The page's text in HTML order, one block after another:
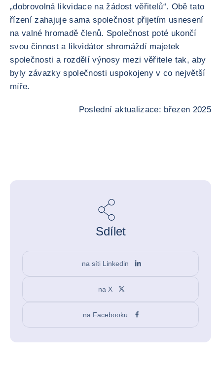
„dobrovolná likvidace na žádost věřitelů“. Obě tato
řízení zahajuje sama společnost přijetím usnesení
na valné hromadě členů. Společnost poté ukončí
svou činnost a likvidátor shromáždí majetek
společnosti a rozdělí výnosy mezi věřitele tak, aby
byly závazky společnosti uspokojeny v co největší
míře.
Poslední aktualizace: březen 2025
Sdílet
na síti Linkedin
na X
na Facebooku